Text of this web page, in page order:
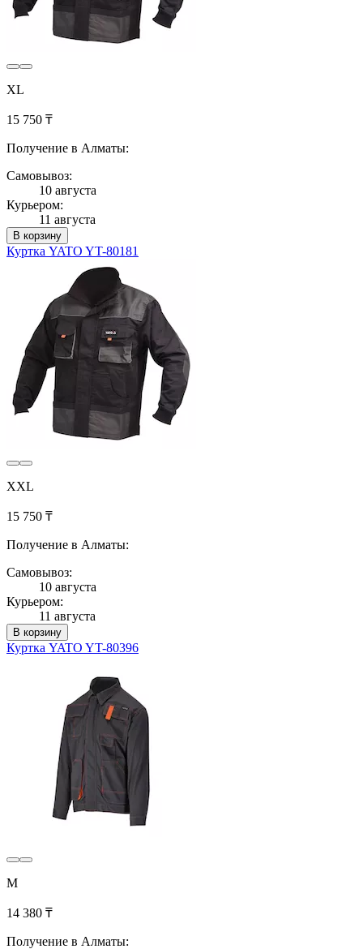
XL
15 750 ₸
Получение в Алматы:
Самовывоз:
10 августа
Курьером:
11 августа
В корзину
Куртка YATO YT-80181
XXL
15 750 ₸
Получение в Алматы:
Самовывоз:
10 августа
Курьером:
11 августа
В корзину
Куртка YATO YT-80396
M
14 380 ₸
Получение в Алматы: